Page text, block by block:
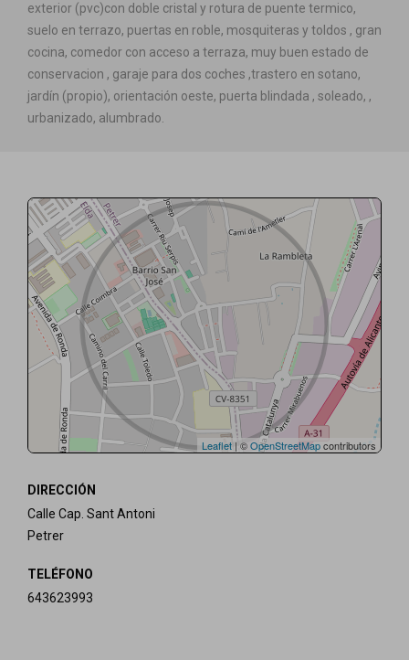
exterior (pvc)con doble cristal y rotura de puente termico,
suelo en terrazo, puertas en roble, mosquiteras y toldos , gran
cocina, comedor con acceso a terraza, muy buen estado de
conservacion , garaje para dos coches ,trastero en sotano,
jardín (propio), orientación oeste, puerta blindada , soleado, ,
urbanizado, alumbrado.
Leaflet | ©OpenStreetMapcontributors
DIRECCIÓN
Calle Cap. Sant Antoni
Petrer
TELÉFONO
643623993